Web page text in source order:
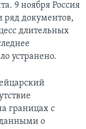
9 ноября Россия
ряд документов,
длительных
устранено.
границах с
о